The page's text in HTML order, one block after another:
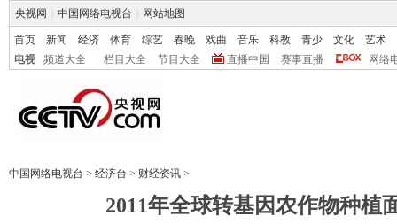
央视网 中国网络电视台 网站地图
首页 新闻 经济 体育 综艺 春晚 戏曲 音乐 科教 青少 文化
艺术
电视
频道大全 栏目大全 节目大全 直播中国 赛事直播 网络
中国网络电视台 > 经济台 > 财经资讯 >
2011年全球转基因农作物种植